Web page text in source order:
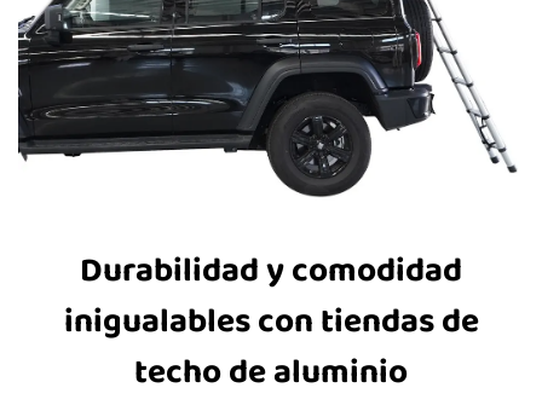
Durabilidad y comodidad
inigualables con tiendas de
techo de aluminio